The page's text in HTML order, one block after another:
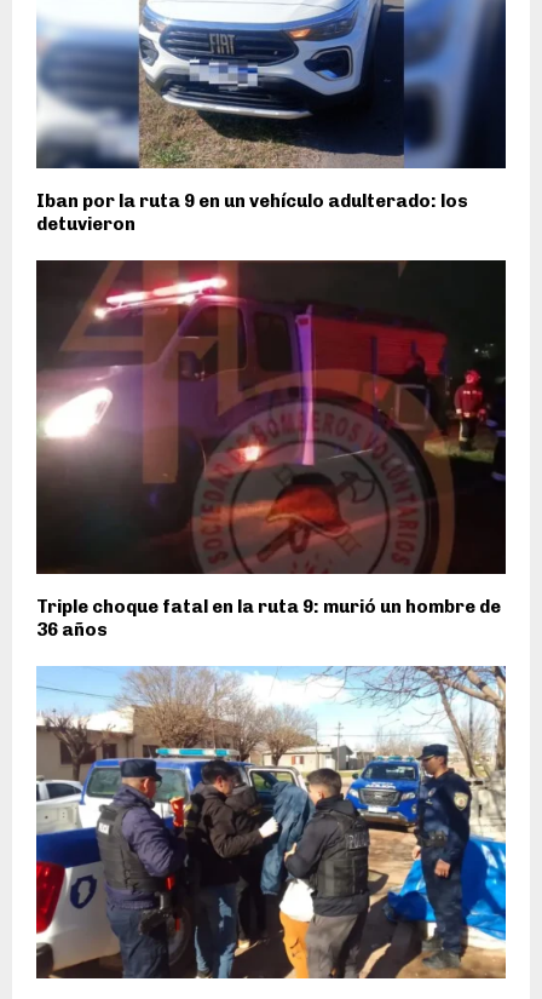
Iban por la ruta 9 en un vehículo adulterado: los
detuvieron
Triple choque fatal en la ruta 9: murió un hombre de
36 años